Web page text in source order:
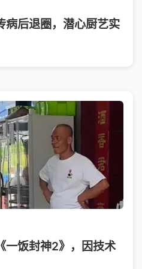
病后退圈，潜心厨艺实
一饭封神2》，因技术